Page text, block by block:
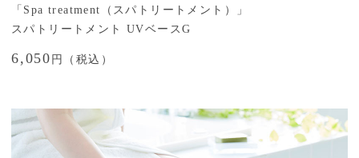
「Spa treatment（スパトリートメント）」
スパトリートメント UVベースG
6,050 円（税込）